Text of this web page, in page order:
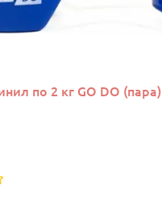
по 2 кг GO DO (пара)